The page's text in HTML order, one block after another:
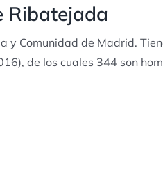
Ribatejada
y Comunidad de Madrid.
de los cuales 344 son